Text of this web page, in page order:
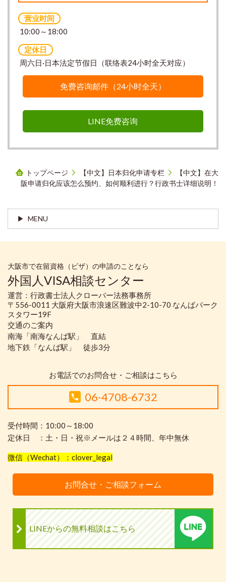
营业时间
10:00～18:00
定休日
周六日·日本法定节假日（联络表24小时全天对应）
免费咨询邮件（24小时全天）
LINE免费咨询
トップページ 【中文】日本归化申请专栏
【中文】在大
阪申请归化应该怎么预约、如何顺利进行？行政书士详细说明！
MENU
大阪市で在留資格（ビザ）の申請のことなら
外国人VISA相談センター
運営：行政書士法人クローバー法務事務所
〒556-0011 大阪府大阪市浪速区難波中2-10-70 なんばパーク
スタワー19F
交通のご案内
南海「南海なんば駅」 直結
地下鉄「なんば駅」 徒歩3分
お電話でのお問合せ・ご相談はこちら
06-4708-6732
受付時間：10:00～18:00
定休日 ：土・日・祝※メールは２４時間、年中無休
微信（Wechat）：clover_legal
お問合せ・ご相談フォーム
LINEからの無料相談はこちら